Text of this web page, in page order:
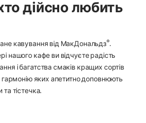
дійсно любить
кавування від МакДональдз®.
нашого кафе ви відчуєте радість
і багатства смаків кращих сортів
гармонію яких апетитно доповнюють
та тістечка.